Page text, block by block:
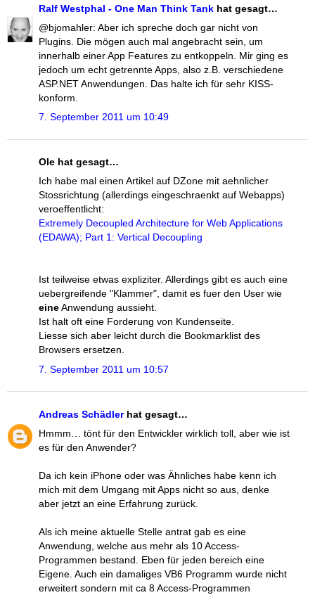
Ralf Westphal - One Man Think Tank hat gesagt…
@bjomahler: Aber ich spreche doch gar nicht von
Plugins. Die mögen auch mal angebracht sein, um
innerhalb einer App Features zu entkoppeln. Mir ging es
jedoch um echt getrennte Apps, also z.B. verschiedene
ASP.NET Anwendungen. Das halte ich für sehr KISS-
konform.
7. September 2011 um 10:49
Ole hat gesagt…
Ich habe mal einen Artikel auf DZone mit aehnlicher
Stossrichtung (allerdings eingeschraenkt auf Webapps)
veroeffentlicht:
Extremely Decoupled Architecture for Web Applications
(EDAWA); Part 1: Vertical Decoupling
Ist teilweise etwas expliziter. Allerdings gibt es auch eine
uebergreifende "Klammer", damit es fuer den User wie
eineAnwendung aussieht.
Ist halt oft eine Forderung von Kundenseite.
Liesse sich aber leicht durch die Bookmarklist des
Browsers ersetzen.
7. September 2011 um 10:57
Andreas Schädlerhat gesagt…
Hmmm… tönt für den Entwickler wirklich toll, aber wie ist
es für den Anwender?
Da ich kein iPhone oder was Ähnliches habe kenn ich
mich mit dem Umgang mit Apps nicht so aus, denke
aber jetzt an eine Erfahrung zurück.
Als ich meine aktuelle Stelle antrat gab es eine
Anwendung, welche aus mehr als 10 Access-
Programmen bestand. Eben für jeden bereich eine
Eigene. Auch ein damaliges VB6 Programm wurde nicht
erweitert sondern mit ca 8 Access-Programmen